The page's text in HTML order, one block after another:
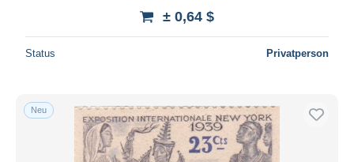
± 0,64 $
Status Privatperson
Neu